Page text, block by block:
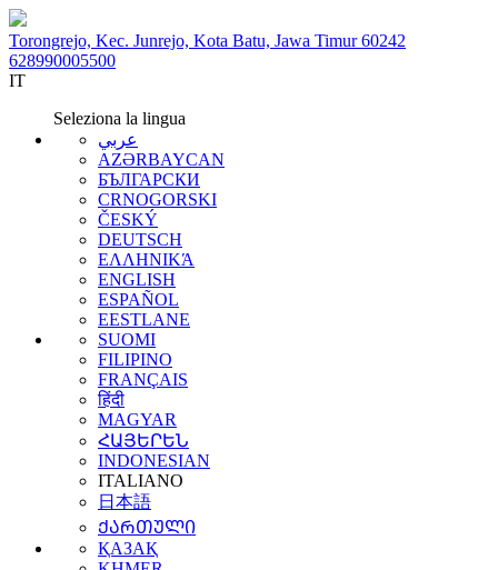
Torongrejo, Kec. Junrejo, Kota Batu, Jawa Timur 60242
628990005500
IT
Seleziona la lingua
عربي
AZƏRBAYCAN
БЪЛГАРСКИ
CRNOGORSKI
ČESKÝ
DEUTSCH
ΕΛΛΗΝΙΚΆ
ENGLISH
ESPAÑOL
EESTLANE
SUOMI
FILIPINO
FRANÇAIS
हिंदी
MAGYAR
ՀԱՅԵՐԵՆ
INDONESIAN
ITALIANO
日本語
ᲥᲐᲠᲗᲣᲚᲘ
ҚАЗАҚ